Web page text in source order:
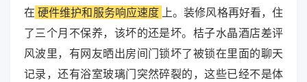
在 硬件维护和服务响应速度 上。装修风格再好看，住
了三个月不保养，该坏的还是坏。桔子水晶酒店差评
风波里，有网友晒出房间门锁坏了被锁在里面的聊天
记录，还有浴室玻璃门突然碎裂的，这些已经不是体